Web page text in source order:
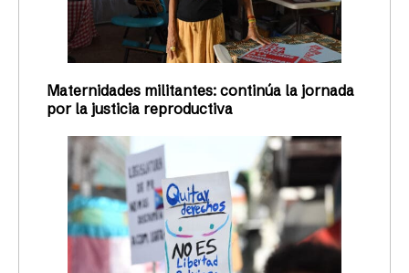
Maternidades militantes: continúa la jornada
por la justicia reproductiva